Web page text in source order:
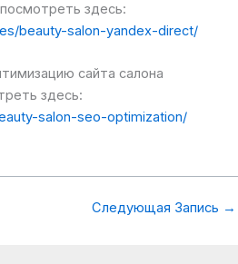
здесь:
beauty-salon-yandex-direct/
сайта салона
здесь:
salon-seo-optimization/
Следующая Запись →